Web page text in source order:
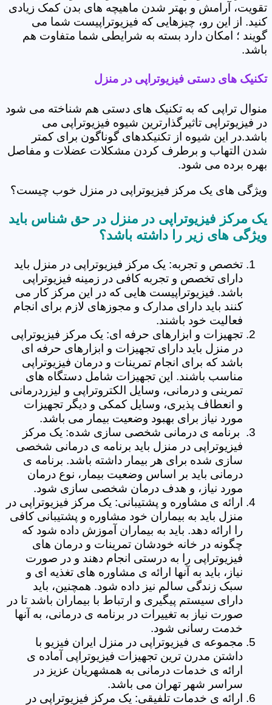
تقویت، آرامش و بهتر شدن ماهیچه های بدن کمک زیادی
کنید. از این رو، چیزهایی که فیزیوتراپیست شما می
گویند ؛ امکان دارد بسته به شرایطی شما متفاوت هم
باشد.
تکنیک های دستی فیزیوتراپی در منزل
منوال تراپی که به تکنیک های دستی هم شناخته می شود
در فیزیوتراپی تاثیرگذارترین شیوه فیزیوتراپی می
باشد.در این شیوه از تکنیکدهای گوناگون برای کمتر
شدن التهاب و برطرف کردن مشکلات عضلات و مفاصل
بهره برده می شود.
ویژگی های یک مرکز فیزیوتراپی در منزل خوب چیست؟
یک مرکز فیزیوتراپی در منزل در حق شناس باید
ویژگی های زیر را داشته باشد؟
تخصص و تجربه: یک مرکز فیزیوتراپی در منزل باید
دارای تخصص و تجربه کافی در زمینه فیزیوتراپی
باشد. فیزیوتراپیست هایی که در این مرکز کار می
کنند باید دارای مدارک و مجوزهای لازم برای انجام
فعالیت خود باشند.
تجهیزات و ابزارهای حرفه ای: یک مرکز فیزیوتراپی
در منزل باید دارای تجهیزات و ابزارهای حرفه ای
باشد که برای انجام تمرینات و درمان فیزیوتراپی
مناسب باشند. این تجهیزات شامل دستگاه های
تمرینی و درمانی، وسایل الکتروتراپی و لیزردرمانی
و انعطاف پذیری، وسایل کمکی و دیگر تجهیزات
مورد نیاز برای بهبود وضعیت بیمار می باشد.
برنامه ی درمانی شخصی سازی شده: یک مرکز
فیزیوتراپی در منزل باید برنامه ی درمانی شخصی
سازی شده برای هر بیمار داشته باشد. برنامه ی
درمانی باید بر اساس وضعیت بیمار، نوع درمان
مورد نیاز، و هدف درمان شخصی سازی شود.
ارائه ی مشاوره و پشتیبانی: یک مرکز فیزیوتراپی در
منزل باید به بیماران خود مشاوره و پشتیبانی کافی
را ارائه دهد. باید به بیماران آموزش داده شود که
چگونه در خانه خودشان تمرینات و درمان های
فیزیوتراپی را به درستی انجام دهند و در صورت
نیاز، باید به آنها ارائه ی مشاوره های تغذیه ای و
سبک زندگی سالم نیز داده شود. همچنین، باید
دارای سیستم پیگیری و ارتباط با بیماران باشد تا در
صورت نیاز به تغییرات در برنامه ی درمانی، به آنها
خدمت رسانی شود.
مجموعه ی فیزیوتراپی در منزل ایران فیزیو با
داشتن مدرن ترین تجهیزات فیزیوتراپی آماده ی
ارائه ی خدمات درمانی به همشهریان عزیز در
سراسر شهر تهران می باشد.
ارائه ی خدمات تلفیقی: یک مرکز فیزیوتراپی در